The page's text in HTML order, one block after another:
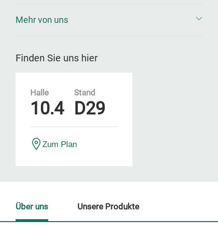
Mehr von uns
Finden Sie uns hier
Halle
10.4
Stand
D29
Zum Plan
Über uns Unsere Produkte